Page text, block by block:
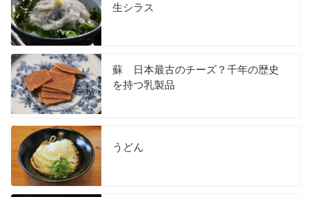
生シラス
蘇 日本最古のチーズ？千年の歴史
を持つ乳製品
うどん